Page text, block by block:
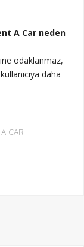
A Car neden
odaklanmaz,
daha
CAR